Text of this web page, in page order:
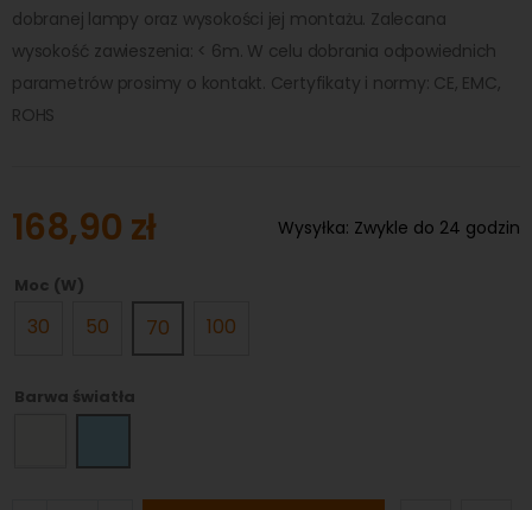
dobranej lampy oraz wysokości jej montażu. Zalecana
wysokość zawieszenia: < 6m. W celu dobrania odpowiednich
parametrów prosimy o kontakt. Certyfikaty i normy: CE, EMC,
ROHS
168,90 zł Wysyłka: Zwykle do 24 godzin
Moc (W)
30 50 70 100
Barwa światła